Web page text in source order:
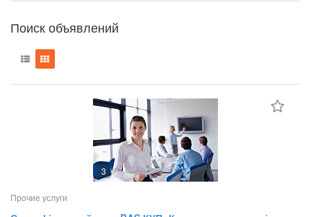
Поиск объявлений
3
Прочие услуги